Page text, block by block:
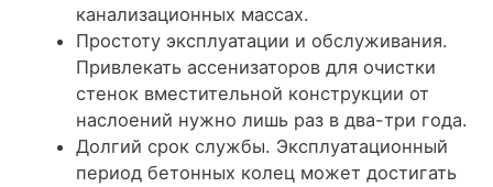
канализационных массах.
Простоту эксплуатации и обслуживания.
Привлекать ассенизаторов для очистки
стенок вместительной конструкции от
наслоений нужно лишь раз в два-три года.
Долгий срок службы. Эксплуатационный
период бетонных колец может достигать